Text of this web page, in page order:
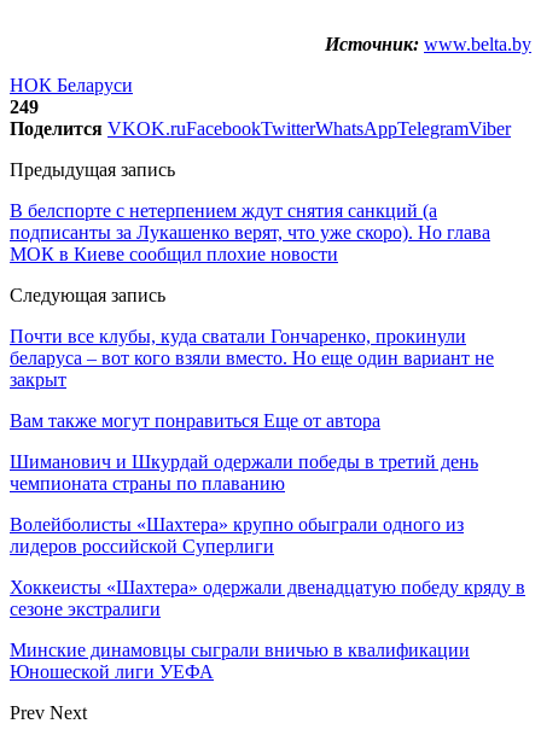
Источник: www.belta.by
НОК Беларуси
249
Поделится VKOK.ruFacebookTwitterWhatsAppTelegramViber
Предыдущая запись
В белспорте с нетерпением ждут снятия санкций (а
подписанты за Лукашенко верят, что уже скоро). Но глава
МОК в Киеве сообщил плохие новости
Следующая запись
Почти все клубы, куда сватали Гончаренко, прокинули
беларуса – вот кого взяли вместо. Но еще один вариант не
закрыт
Вам также могут понравиться Еще от автора
Шиманович и Шкурдай одержали победы в третий день
чемпионата страны по плаванию
Волейболисты «Шахтера» крупно обыграли одного из
лидеров российской Суперлиги
Хоккеисты «Шахтера» одержали двенадцатую победу кряду в
сезоне экстралиги
Минские динамовцы сыграли вничью в квалификации
Юношеской лиги УЕФА
Prev Next